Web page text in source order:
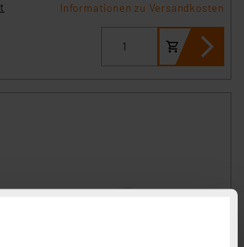
Informationen zu Versandkosten